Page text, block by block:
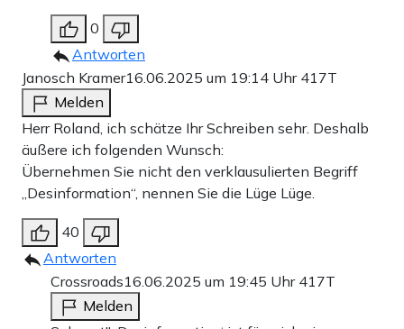
0
Antworten
Janosch Kramer16.06.2025 um 19:14 Uhr 417T
Melden
Herr Roland, ich schätze Ihr Schreiben sehr. Deshalb
äußere ich folgenden Wunsch:
Übernehmen Sie nicht den verklausulierten Begriff
„Desinformation“, nennen Sie die Lüge Lüge.
40
Antworten
Crossroads16.06.2025 um 19:45 Uhr 417T
Melden